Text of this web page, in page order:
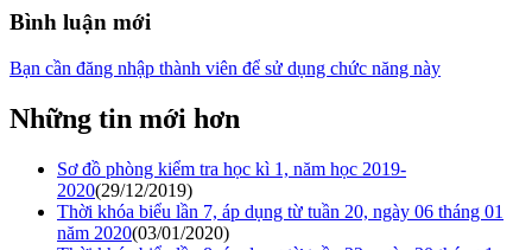
Bình luận mới
Bạn cần đăng nhập thành viên để sử dụng chức năng này
Những tin mới hơn
Sơ đồ phòng kiểm tra học kì 1, năm học 2019-
2020(29/12/2019)
Thời khóa biểu lần 7, áp dụng từ tuần 20, ngày 06 tháng 01
năm 2020(03/01/2020)